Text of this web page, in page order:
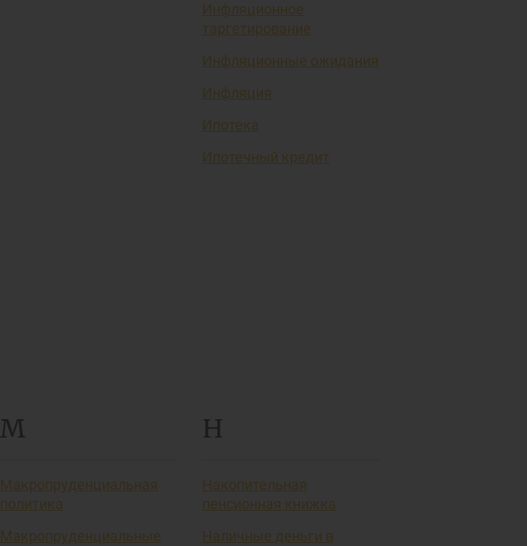
Инфляционное
таргетирование
Инфляционные ожидания
Инфляция
Ипотека
Ипотечный кредит
М
Макропруденциальная
политика
Макропруденциальные
Н
Накопительная
пенсионная книжка
Наличные деньги в